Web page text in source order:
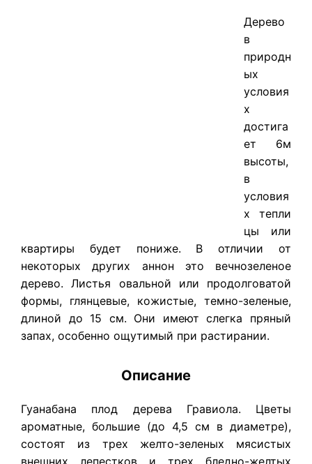
​Дерево
в
природн
ых
условия
х
достига
ет 6м
высоты,
в
условия
х тепли
цы или
квартиры будет пониже. В отличии от
некоторых других аннон это вечнозеленое
дерево. Листья овальной или продолговатой
формы, глянцевые, кожистые, темно-зеленые,
длиной до 15 см. Они имеют слегка пряный
запах, особенно ощутимый при растирании.
Описание
Гуанабана плод дерева Гравиола. Цветы
ароматные, большие (до 4,5 см в диаметре),
состоят из трех желто-зеленых мясистых
внешних лепестков и трех бледно-желтых